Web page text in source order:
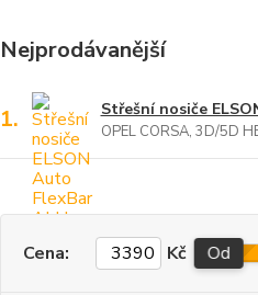
Nejprodávanější
1. Střešní nosiče
OPEL CORSA, 3D/5D
Cena: Kč Od